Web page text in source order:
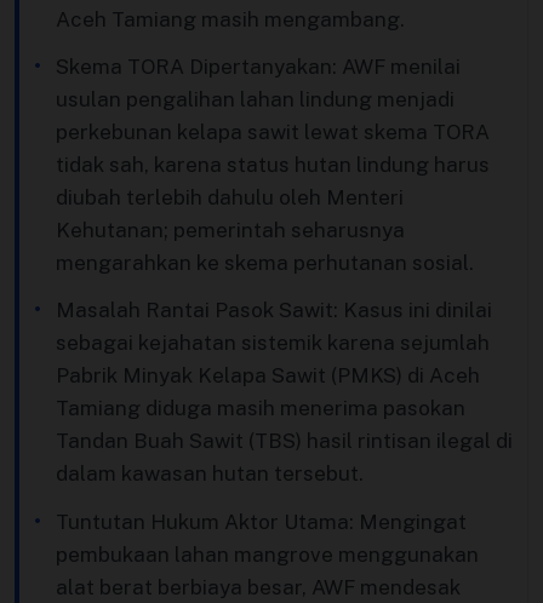
Aceh Tamiang masih mengambang.
Skema TORA Dipertanyakan: AWF menilai
usulan pengalihan lahan lindung menjadi
perkebunan kelapa sawit lewat skema TORA
tidak sah, karena status hutan lindung harus
diubah terlebih dahulu oleh Menteri
Kehutanan; pemerintah seharusnya
mengarahkan ke skema perhutanan sosial.
Masalah Rantai Pasok Sawit: Kasus ini dinilai
sebagai kejahatan sistemik karena sejumlah
Pabrik Minyak Kelapa Sawit (PMKS) di Aceh
Tamiang diduga masih menerima pasokan
Tandan Buah Sawit (TBS) hasil rintisan ilegal di
dalam kawasan hutan tersebut.
Tuntutan Hukum Aktor Utama: Mengingat
pembukaan lahan mangrove menggunakan
alat berat berbiaya besar, AWF mendesak